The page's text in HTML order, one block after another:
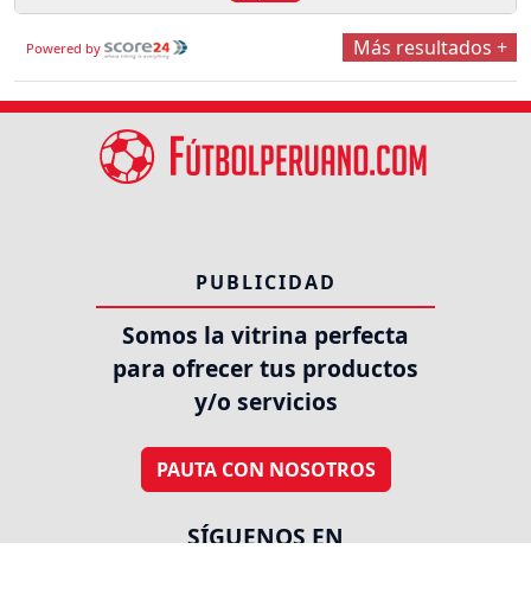
Powered by Más resultados +
PUBLICIDAD
Somos la vitrina perfecta
para ofrecer tus productos
y/o servicios
PAUTA CON NOSOTROS
SÍGUENOS EN